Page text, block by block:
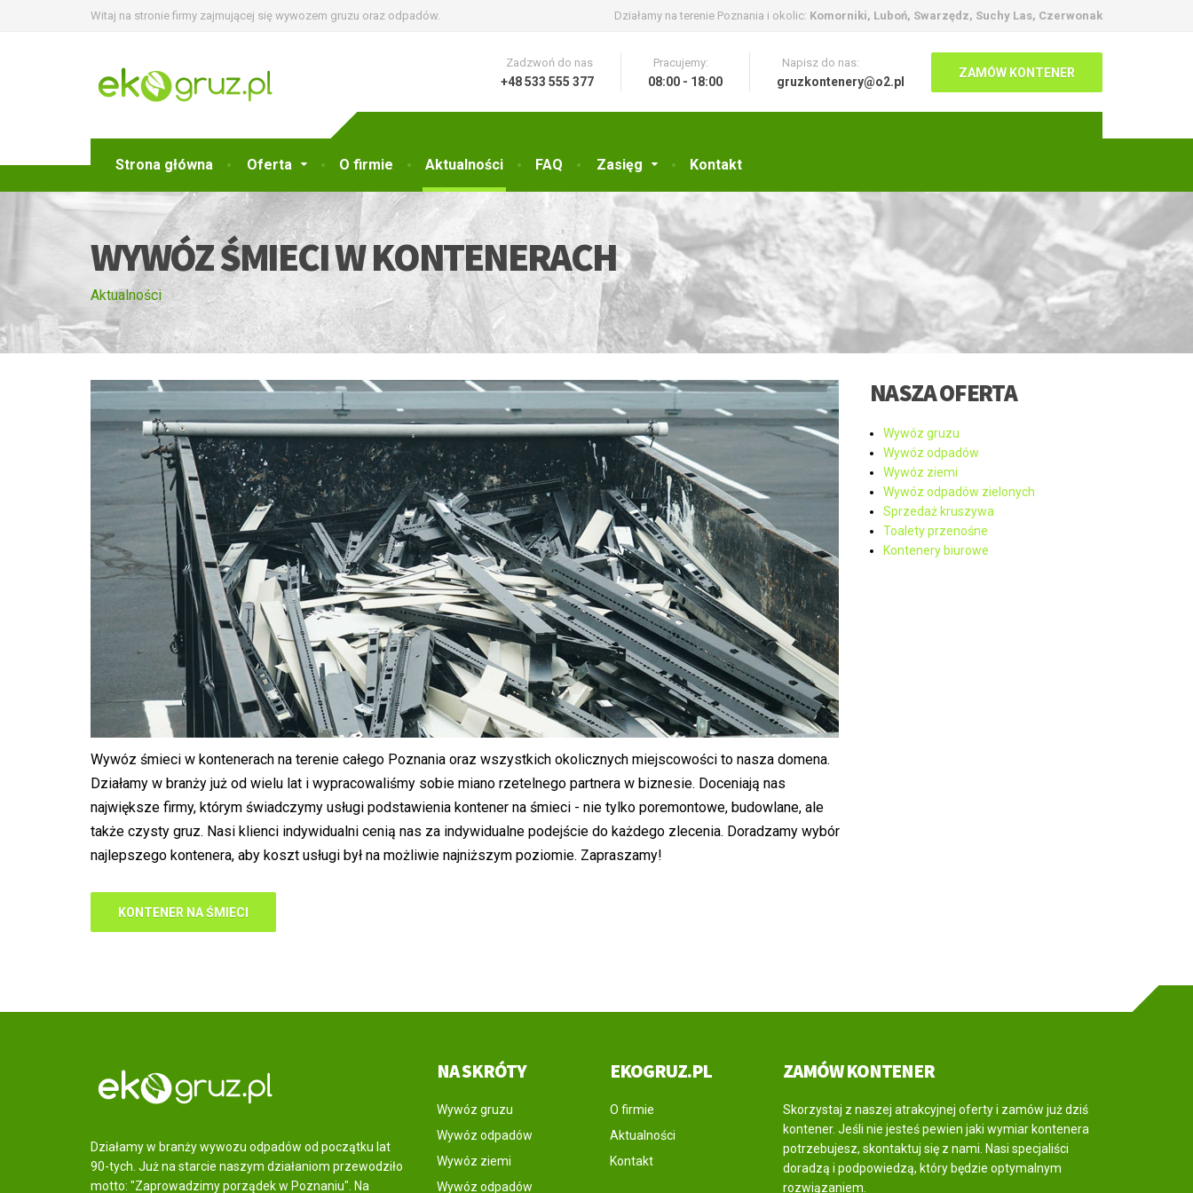
Witaj na stronie firmy zajmującej się wywozem gruzu oraz odpadów. Działamy na terenie Poznania i okolic: Komorniki, Luboń, Swarzędz, Suchy Las, Czerwonak
Strona główna Oferta O firmie Aktualności FAQ Zasięg Kontakt
Zadzwoń do nas
+48 533 555 377
Pracujemy:
08:00 - 18:00
Napisz do nas:
gruzkontenery@o2.pl
ZAMÓW KONTENER
WYWÓZ ŚMIECI W KONTENERACH
Aktualności
Wywóz śmieci w kontenerach na terenie całego Poznania oraz wszystkich okolicznych miejscowości to nasza domena.
Działamy w branży już od wielu lat i wypracowaliśmy sobie miano rzetelnego partnera w biznesie. Doceniają nas
największe firmy, którym świadczymy usługi podstawienia kontener na śmieci - nie tylko poremontowe, budowlane, ale
także czysty gruz. Nasi klienci indywidualni cenią nas za indywidualne podejście do każdego zlecenia. Doradzamy wybór
najlepszego kontenera, aby koszt usługi był na możliwie najniższym poziomie. Zapraszamy!
KONTENER NA ŚMIECI
NASZA OFERTA
Wywóz gruzu
Wywóz odpadów
Wywóz ziemi
Wywóz odpadów zielonych
Sprzedaż kruszywa
Toalety przenośne
Kontenery biurowe
Działamy w branży wywozu odpadów od początku lat
90-tych. Już na starcie naszym działaniom przewodziło
motto: "Zaprowadzimy porządek w Poznaniu". Na
NA SKRÓTY
Wywóz gruzu
Wywóz odpadów
Wywóz ziemi
Wywóz odpadów
EKOGRUZ.PL
O firmie
Aktualności
Kontakt
ZAMÓW KONTENER
Skorzystaj z naszej atrakcyjnej oferty i zamów już dziś
kontener. Jeśli nie jesteś pewien jaki wymiar kontenera
potrzebujesz, skontaktuj się z nami. Nasi specjaliści
doradzą i podpowiedzą, który będzie optymalnym
rozwiązaniem.